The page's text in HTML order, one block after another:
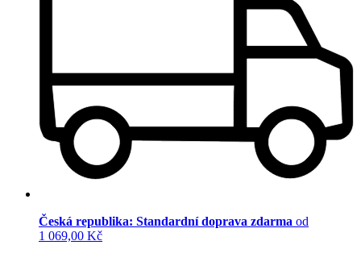
Česká republika: Standardní doprava zdarma od
1 069,00 Kč